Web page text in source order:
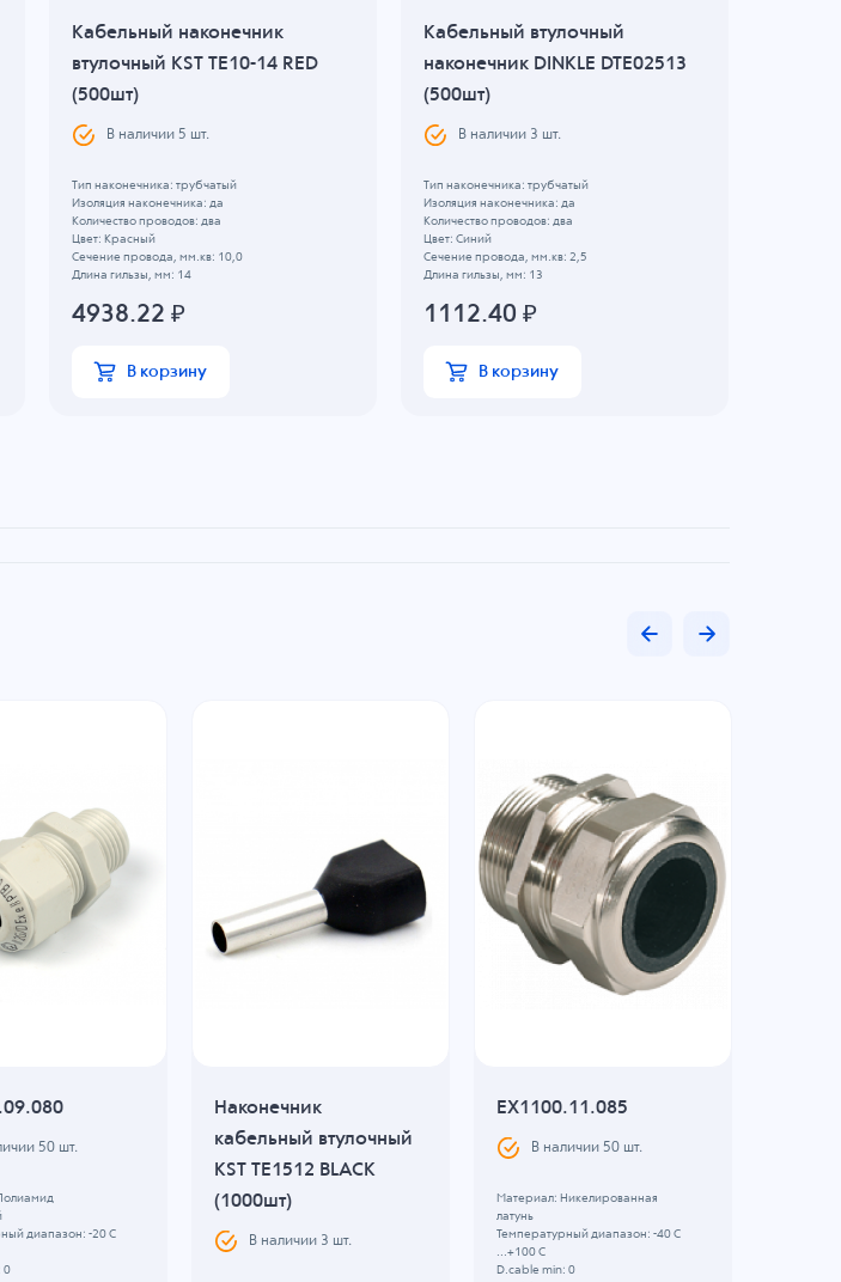
Кабельный наконечник
втулочный KST TE10-14 RED
(500шт)
В наличии 5 шт.
Тип наконечника: трубчатый
Изоляция наконечника: да
Количество проводов: два
Цвет: Красный
Сечение провода, мм.кв: 10,0
Длина гильзы, мм: 14
4938.22 ₽
В корзину
Кабельный втулочный
наконечник DINKLE DTE02513
(500шт)
В наличии 3 шт.
Тип наконечника: трубчатый
Изоляция наконечника: да
Количество проводов: два
Цвет: Синий
Сечение провода, мм.кв: 2,5
Длина гильзы, мм: 13
1112.40 ₽
В корзину
50 шт.
диапазон: -20 C
0
Наконечник
кабельный втулочный
KST TE1512 BLACK
(1000шт)
В наличии 3 шт.
EX1100.11.085
В наличии 50 шт.
Материал: Никелированная
латунь
Температурный диапазон: -40 C
...+100 C
D.cable min: 0